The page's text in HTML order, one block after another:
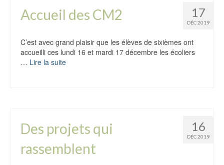
17
DÉC 2019
Accueil des CM2
C’est avec grand plaisir que les élèves de sixièmes ont
accueilli ces lundi 16 et mardi 17 décembre les écoliers
… Lire la suite
16
DÉC 2019
Des projets qui
rassemblent